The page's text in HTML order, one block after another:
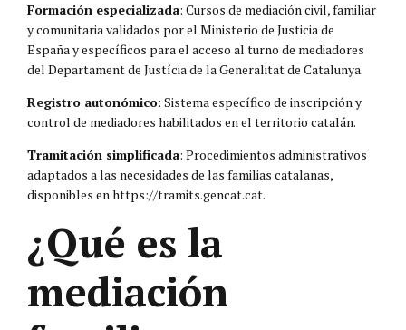
Formación especializada: Cursos de mediación civil, familiar
y comunitaria validados por el Ministerio de Justicia de
España y específicos para el acceso al turno de mediadores
del Departament de Justícia de la Generalitat de Catalunya.
Registro autonómico: Sistema específico de inscripción y
control de mediadores habilitados en el territorio catalán.
Tramitación simplificada: Procedimientos administrativos
adaptados a las necesidades de las familias catalanas,
disponibles en https://tramits.gencat.cat.
¿Qué es la
mediación